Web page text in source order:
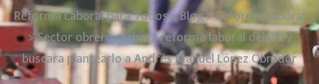
Reforma Laboral para Todos>Blog>Reforma Laboral
>Sector obrero rechaza reforma laboral del PRI y
buscara plantearlo a Andrés Manuel López Obrador